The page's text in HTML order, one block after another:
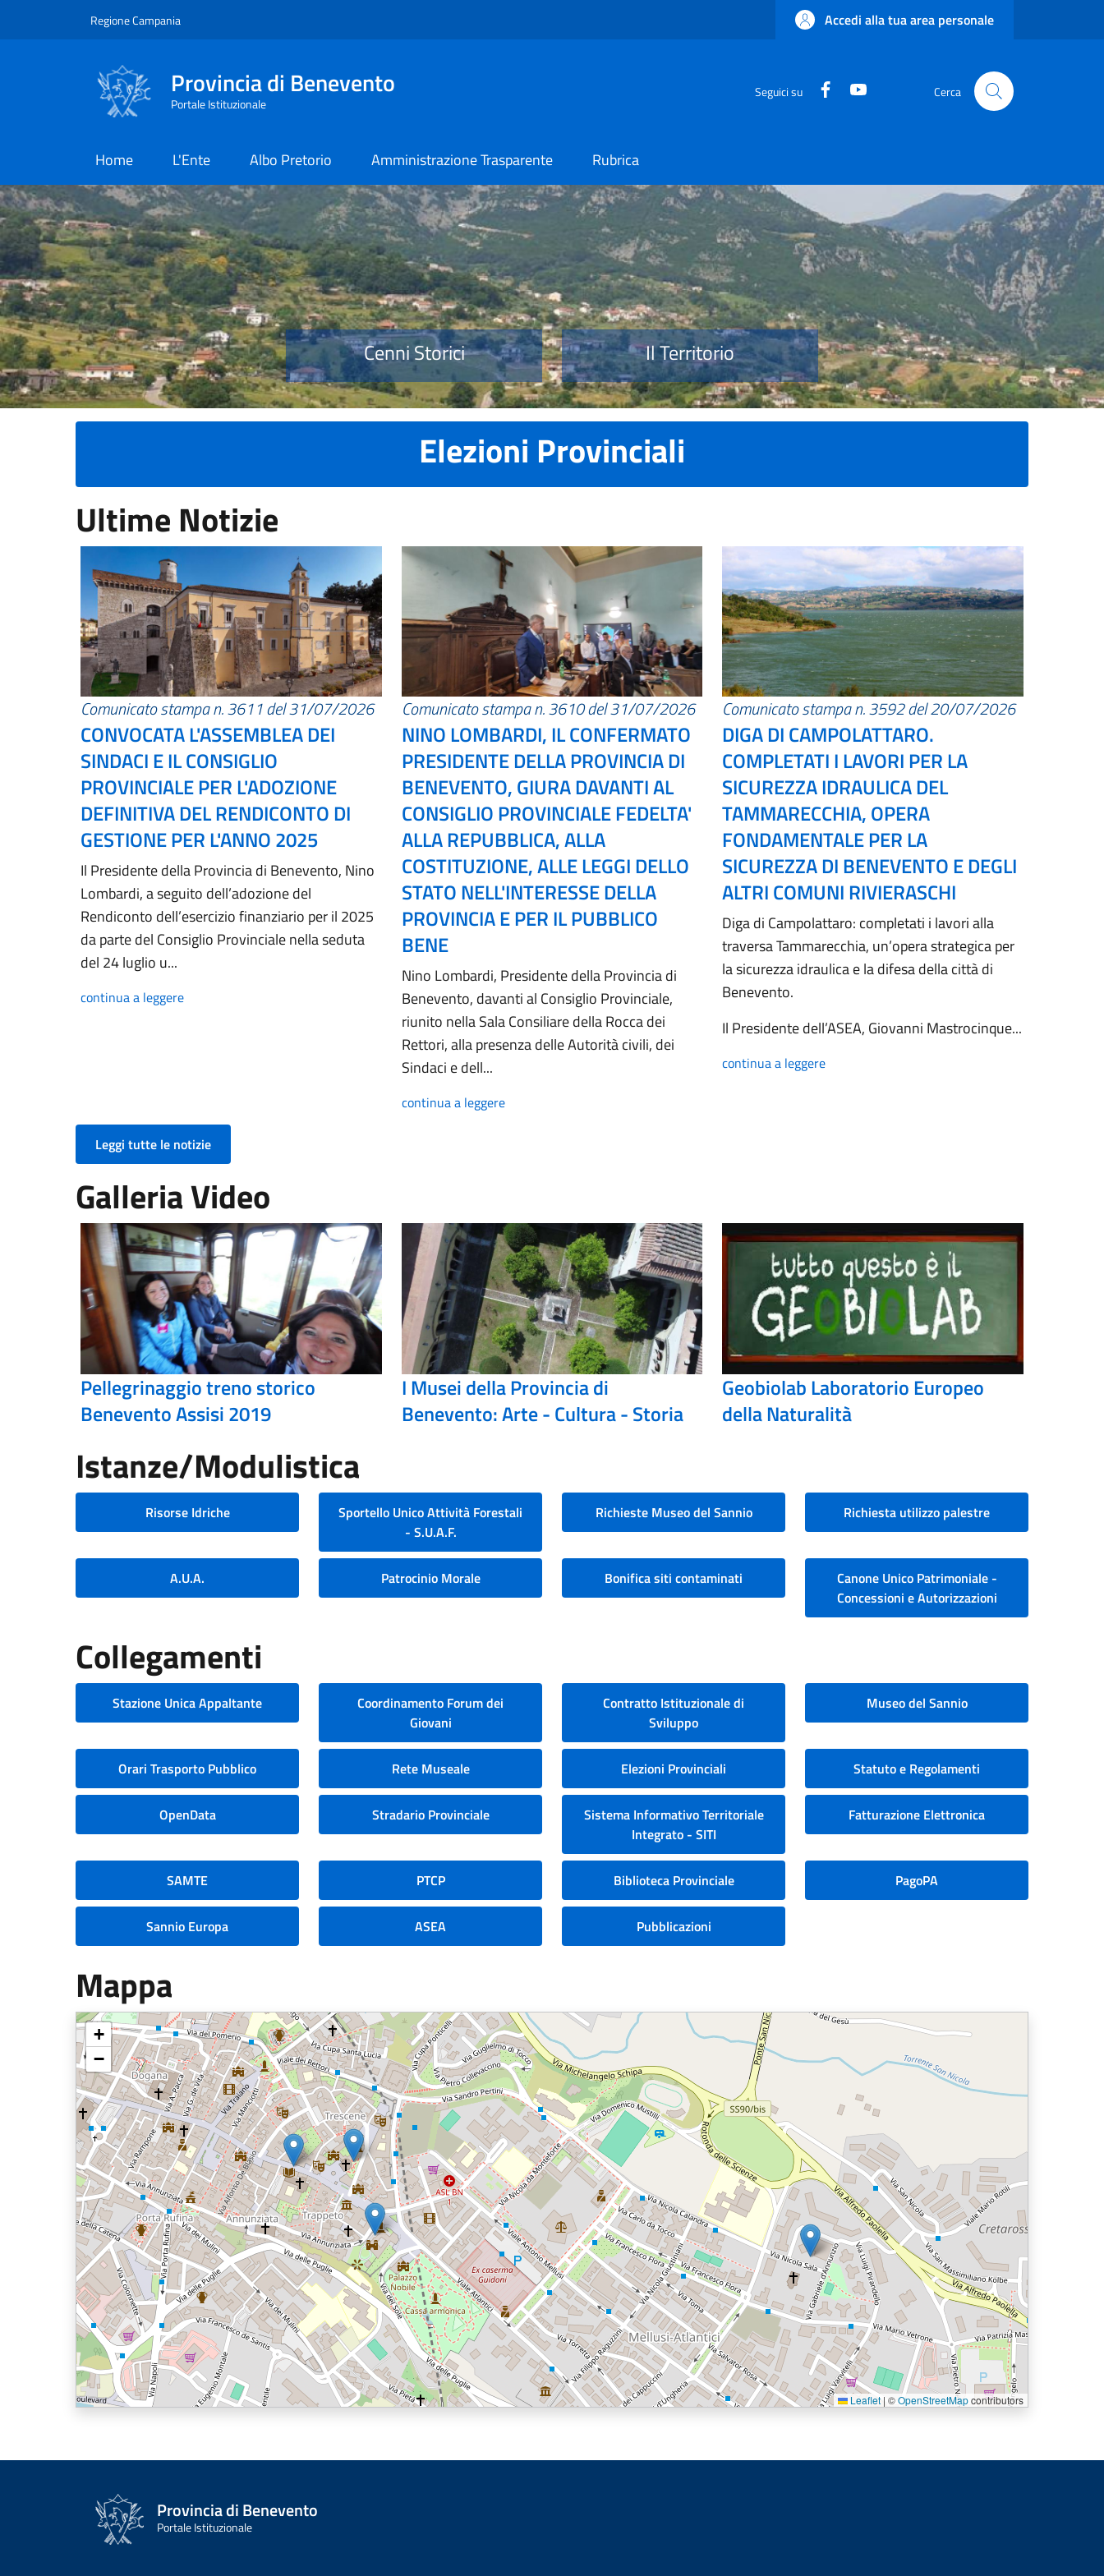
Regione Campania Accedi alla tua area personale
Provincia di Benevento
Portale Istituzionale
Seguici su Facebook Cerca
Home L'Ente Albo Pretorio Amministrazione Trasparente Rubrica
Provincia di Benevento
Cenni Storici Il Territorio
Elezioni Provinciali
Ultime Notizie
Comunicato stampa n. 3611 del 31/07/2026
CONVOCATA L'ASSEMBLEA DEI
SINDACI E IL CONSIGLIO
PROVINCIALE PER L'ADOZIONE
DEFINITIVA DEL RENDICONTO DI
GESTIONE PER L'ANNO 2025
Il Presidente della Provincia di Benevento, Nino
Lombardi, a seguito dell’adozione del
Rendiconto dell’esercizio finanziario per il 2025
da parte del Consiglio Provinciale nella seduta
del 24 luglio u...
continua a leggere
Comunicato stampa n. 3610 del 31/07/2026
NINO LOMBARDI, IL CONFERMATO
PRESIDENTE DELLA PROVINCIA DI
BENEVENTO, GIURA DAVANTI AL
CONSIGLIO PROVINCIALE FEDELTA'
ALLA REPUBBLICA, ALLA
COSTITUZIONE, ALLE LEGGI DELLO
STATO NELL'INTERESSE DELLA
PROVINCIA E PER IL PUBBLICO
BENE
Nino Lombardi, Presidente della Provincia di
Benevento, davanti al Consiglio Provinciale,
riunito nella Sala Consiliare della Rocca dei
Rettori, alla presenza delle Autorità civili, dei
Sindaci e dell...
continua a leggere
Comunicato stampa n. 3592 del 20/07/2026
DIGA DI CAMPOLATTARO.
COMPLETATI I LAVORI PER LA
SICUREZZA IDRAULICA DEL
TAMMARECCHIA, OPERA
FONDAMENTALE PER LA
SICUREZZA DI BENEVENTO E DEGLI
ALTRI COMUNI RIVIERASCHI
Diga di Campolattaro: completati i lavori alla
traversa Tammarecchia, un’opera strategica per
la sicurezza idraulica e la difesa della città di
Benevento.
Il Presidente dell’ASEA, Giovanni Mastrocinque...
continua a leggere
Leggi tutte le notizie
Galleria Video
Pellegrinaggio treno storico
Benevento Assisi 2019
I Musei della Provincia di
Benevento: Arte - Cultura - Storia
Geobiolab Laboratorio Europeo
della Naturalità
Istanze/Modulistica
Risorse Idriche
Sportello Unico Attività Forestali
- S.U.A.F.
Richieste Museo del Sannio Richiesta utilizzo palestre
A.U.A. Patrocinio Morale Bonifica siti contaminati
Canone Unico Patrimoniale -
Concessioni e Autorizzazioni
Collegamenti
Stazione Unica Appaltante
Coordinamento Forum dei
Giovani
Contratto Istituzionale di
Sviluppo
Museo del Sannio
Orari Trasporto Pubblico Rete Museale Elezioni Provinciali Statuto e Regolamenti
OpenData Stradario Provinciale
Sistema Informativo Territoriale
Integrato - SITI
Fatturazione Elettronica
SAMTE PTCP Biblioteca Provinciale PagoPA
Sannio Europa ASEA Pubblicazioni
Mappa
+
−
Leaflet | ©OpenStreetMapcontributors
Provincia di Benevento
Portale Istituzionale